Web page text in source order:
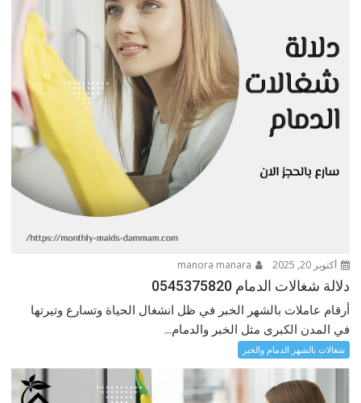
أكتوبر 20, 2025
دلالة شغالات الدمام 0545375820
أرقام عاملات بالشهر الخبر في ظل انشغال الحياة وتسارع وتيرتها
في المدن الكبرى مثل الخبر والدمام...
شغالات بالشهر الدمام والخبر